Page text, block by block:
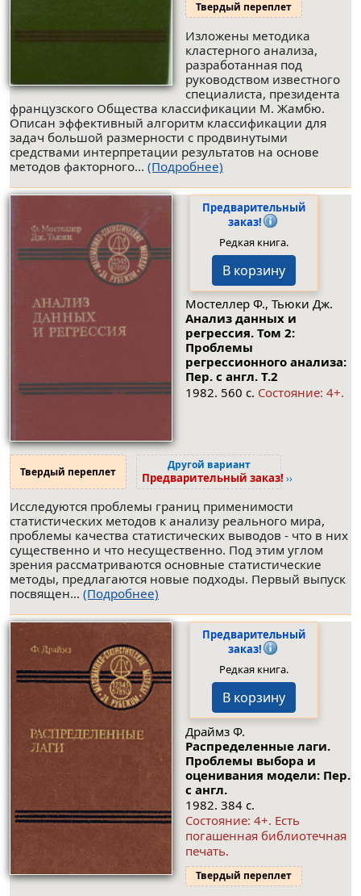
Твердый переплет
Изложены методика
кластерного анализа,
разработанная под
руководством известного
специалиста, президента
французского Общества классификации М. Жамбю.
Описан эффективный алгоритм классификации для
задач большой размерности с продвинутыми
средствами интерпретации результатов на основе
методов факторного... (Подробнее)
Предварительный
заказ!
Редкая книга.
В корзину
Мостеллер Ф., Тьюки Дж.
Анализ данных и
регрессия. Том 2:
Проблемы
регрессионного анализа:
Пер. с англ. Т.2
1982. 560 с. Состояние: 4+.
Твердый переплет Другой вариант
Предварительный заказ! ››
Исследуются проблемы границ применимости
статистических методов к анализу реального мира,
проблемы качества статистических выводов - что в них
существенно и что несущественно. Под этим углом
зрения рассматриваются основные статистические
методы, предлагаются новые подходы. Первый выпуск
посвящен... (Подробнее)
Предварительный
заказ!
Редкая книга.
В корзину
Драймз Ф.
Распределенные лаги.
Проблемы выбора и
оценивания модели: Пер.
с англ.
1982. 384 с.
Состояние: 4+. Есть
погашенная библиотечная
печать.
Твердый переплет